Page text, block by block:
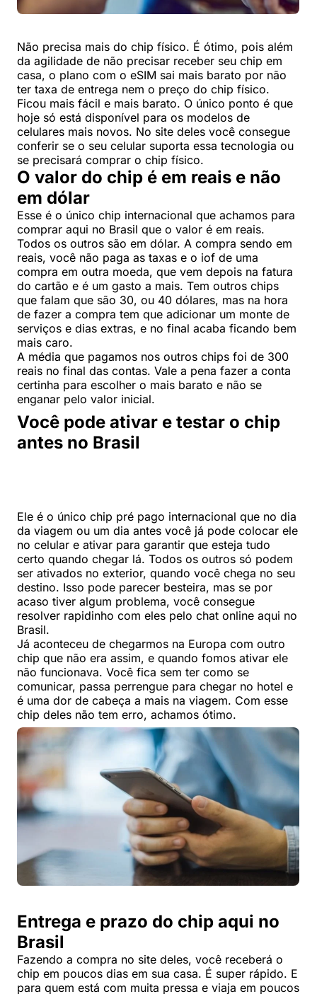
Não precisa mais do chip físico. É ótimo, pois além
da agilidade de não precisar receber seu chip em
casa, o plano com o eSIM sai mais barato por não
ter taxa de entrega nem o preço do chip físico.
Ficou mais fácil e mais barato. O único ponto é que
hoje só está disponível para os modelos de
celulares mais novos. No site deles você consegue
conferir se o seu celular suporta essa tecnologia ou
se precisará comprar o chip físico.
O valor do chip é em reais e não
em dólar
Esse é o único chip internacional que achamos para
comprar aqui no Brasil que o valor é em reais.
Todos os outros são em dólar. A compra sendo em
reais, você não paga as taxas e o iof de uma
compra em outra moeda, que vem depois na fatura
do cartão e é um gasto a mais. Tem outros chips
que falam que são 30, ou 40 dólares, mas na hora
de fazer a compra tem que adicionar um monte de
serviços e dias extras, e no final acaba ficando bem
mais caro.
A média que pagamos nos outros chips foi de 300
reais no final das contas. Vale a pena fazer a conta
certinha para escolher o mais barato e não se
enganar pelo valor inicial.
Você pode ativar e testar o chip
antes no Brasil
Ele é o único chip pré pago internacional que no dia
da viagem ou um dia antes você já pode colocar ele
no celular e ativar para garantir que esteja tudo
certo quando chegar lá. Todos os outros só podem
ser ativados no exterior, quando você chega no seu
destino. Isso pode parecer besteira, mas se por
acaso tiver algum problema, você consegue
resolver rapidinho com eles pelo chat online aqui no
Brasil.
Já aconteceu de chegarmos na Europa com outro
chip que não era assim, e quando fomos ativar ele
não funcionava. Você fica sem ter como se
comunicar, passa perrengue para chegar no hotel e
é uma dor de cabeça a mais na viagem. Com esse
chip deles não tem erro, achamos ótimo.
Entrega e prazo do chip aqui no
Brasil
Fazendo a compra no site deles, você receberá o
chip em poucos dias em sua casa. É super rápido. E
para quem está com muita pressa e viaja em poucos